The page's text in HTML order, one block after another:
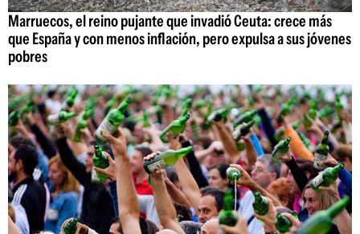
Marruecos, el reino pujante que invadió Ceuta: crece más
que España y con menos inflación, pero expulsa a sus jóvenes
pobres